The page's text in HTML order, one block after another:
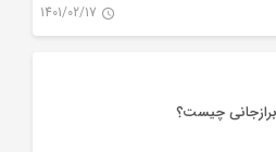
1401/02/17
تنباکو
چیست؟